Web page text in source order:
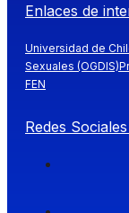
Enlaces de
Universidad de
Sexuales (OGDIS)
FEN
Redes